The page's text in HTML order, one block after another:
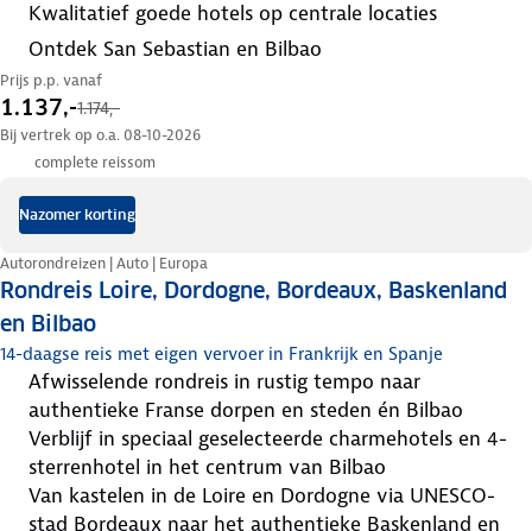
kwalitatief goede hotels op centrale locaties
ontdek San Sebastian en Bilbao
Prijs p.p. vanaf
1.137,-1.174,-
Bij vertrek op o.a. 08-10-2026
complete reissom
Nazomer korting
Rondreis Loire, Dordogne, Bordeaux, Baskenland
en Bilbao
Autorondreizen | Auto | Europa
14-daagse reis met eigen vervoer in Frankrijk en Spanje
afwisselende rondreis in rustig tempo naar
authentieke Franse dorpen en steden én Bilbao
verblijf in speciaal geselecteerde charmehotels en 4-
sterrenhotel in het centrum van Bilbao
van kastelen in de Loire en Dordogne via UNESCO-
stad Bordeaux naar het authentieke Baskenland en